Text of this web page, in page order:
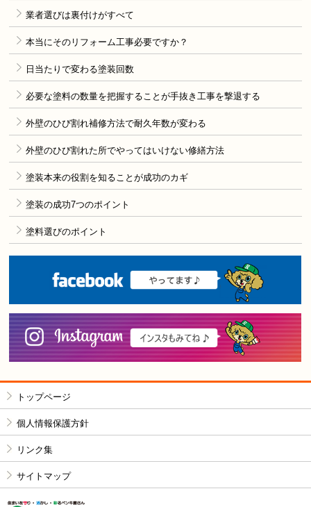
業者選びは裏付けがすべて
本当にそのリフォーム工事必要ですか？
日当たりで変わる塗装回数
必要な塗料の数量を把握することが手抜き工事を撃退する
外壁のひび割れ補修方法で耐久年数が変わる
外壁のひび割れた所でやってはいけない修繕方法
塗装本来の役割を知ることが成功のカギ
塗装の成功7つのポイント
塗料選びのポイント
トップページ
個人情報保護方針
リンク集
サイトマップ